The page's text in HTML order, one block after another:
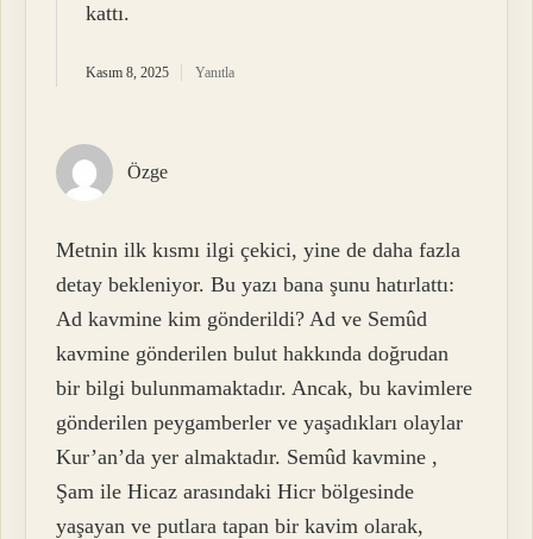
kattı.
Kasım 8, 2025 Yanıtla
Özge
Metnin ilk kısmı ilgi çekici, yine de daha fazla
detay bekleniyor. Bu yazı bana şunu hatırlattı:
Ad kavmine kim gönderildi? Ad ve Semûd
kavmine gönderilen bulut hakkında doğrudan
bir bilgi bulunmamaktadır. Ancak, bu kavimlere
gönderilen peygamberler ve yaşadıkları olaylar
Kur’an’da yer almaktadır. Semûd kavmine ,
Şam ile Hicaz arasındaki Hicr bölgesinde
yaşayan ve putlara tapan bir kavim olarak,